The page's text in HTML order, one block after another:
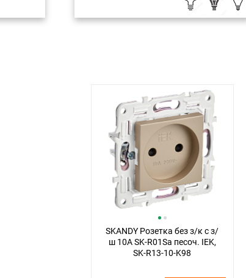
SKANDY Розетка без з/к с з/
ш 10А SK-R01Sa песоч. IEK,
SK-R13-10-K98